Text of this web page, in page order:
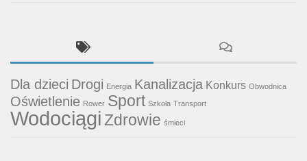
Dla dzieci Drogi Energia Kanalizacja Konkurs Obwodnica
Oświetlenie Rower Sport Szkoła Transport
WodociągiZdrowie śmieci